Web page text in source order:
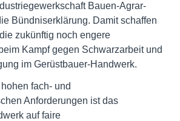
Bauen-Agrar-
Bündniserklärung. Damit schaffen
zukünftig noch engere
Kampf gegen Schwarzarbeit und
im Gerüstbauer-Handwerk.
fach- und
Anforderungen ist das
auf faire